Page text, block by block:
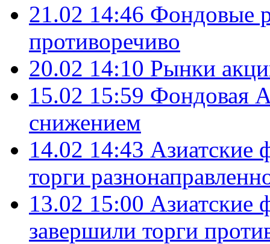
21.02 14:46 Фондовые
противоречиво
20.02 14:10 Рынки
15.02 15:59 Фондовая
снижением
14.02 14:43 Азиатские
торги
13.02 15:00 Азиатские
завершили торги